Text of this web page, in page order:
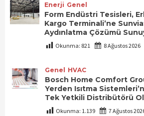
Enerji Genel
Form Endüstri Tesisleri,
Kargo Terminali’ne
Aydınlatma Çözümü
Okunma: 821 8 Ağustos 2026
Genel HVAC
Bosch Home Comfort
Yerden Isıtma
Tek Yetkili Distribütörü
Okunma: 1.139 7 Ağustos